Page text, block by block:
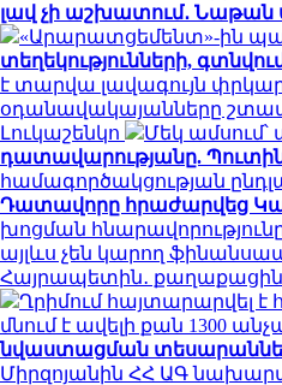
լավ չի աշխատում․ Նաթան
«Արարատցեմենտ»-ին
տեղեկությունների,
է տարվա լավագույն
օդանավակայանները
Լուկաշենկո
Մեկ
դատավարությանը.
համագործակցության
Դատավորը հրաժարվեց
խոցման
այլևս չեն կարող
Հայրապետին․
Ղրիմում հայտարարվել է
մնում է ավելի քան 1300
նվաստացման
Միրզոյանին ՀՀ ԱԳ